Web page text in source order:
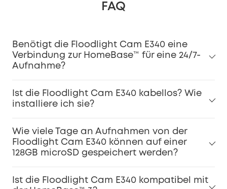
FAQ
Benötigt die Floodlight Cam E340 eine
Verbindung zur HomeBase™ für eine 24/7-
Aufnahme?
Ist die Floodlight Cam E340 kabellos? Wie
installiere ich sie?
Wie viele Tage an Aufnahmen von der
Floodlight Cam E340 können auf einer
128GB microSD gespeichert werden?
Ist die Floodlight Cam E340 kompatibel mit